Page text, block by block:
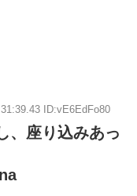
ID:vE6EdFo80
、座り込みあっ